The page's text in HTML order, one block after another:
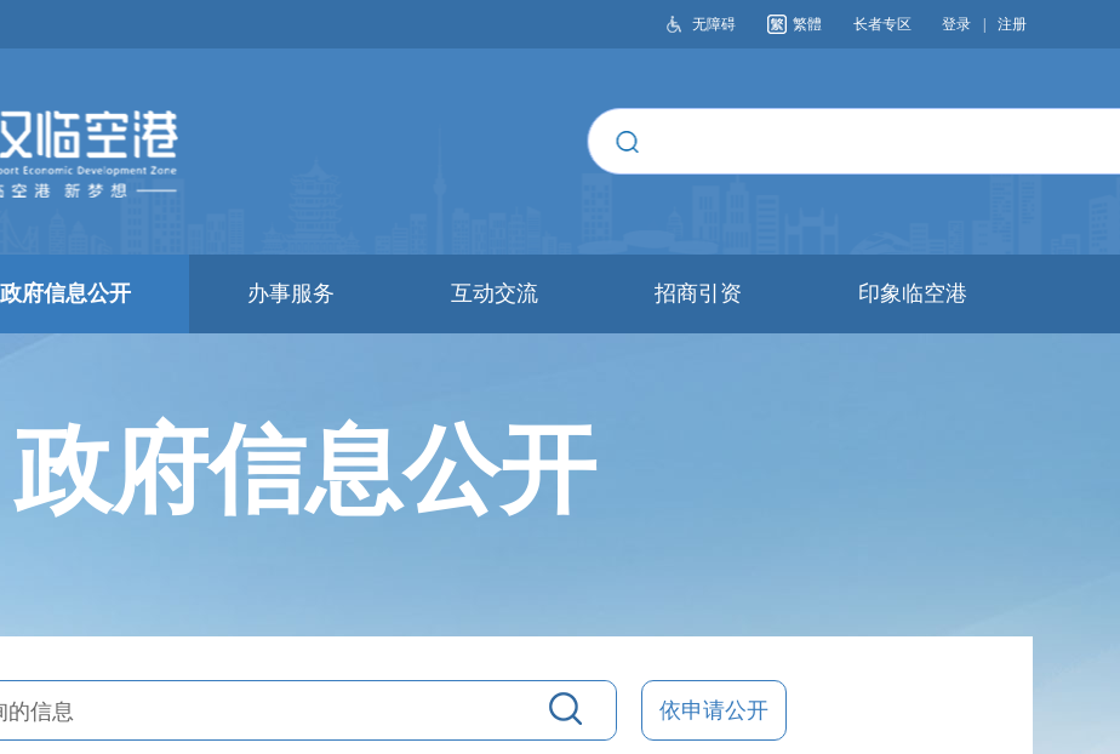
无障碍 繁體 长者专区 登录 注册
政府信息公开 办事服务 互动交流 招商引资 印象临空港
政府信息公开
依申请公开